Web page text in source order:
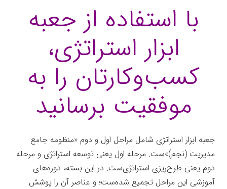
با استفاده از جعبه
ابزار استراتژی،
کسب‌وکارتان را به
موفقیت برسانید
جعبه ابزار استراتژی شامل مراحل اول و دوم «منظومه جامع
مدیریت (نجم)»ست. مرحله اول یعنی توسعه استراتژی و مرحله
دوم یعنی طرح‌ریزی استراتژی‌ست. در این بسته، دوره‌های
آموزشی این مراحل تجمیع شده‌ست؛ و عناصر آن را پوشش